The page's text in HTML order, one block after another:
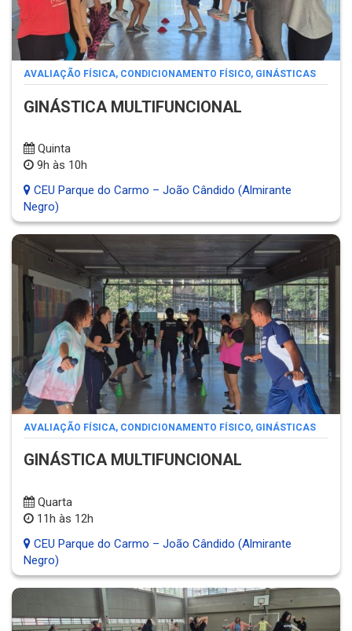
AVALIAÇÃO FÍSICA, CONDICIONAMENTO FÍSICO, GINÁSTICAS
GINÁSTICA MULTIFUNCIONAL
Quinta
9h às 10h
CEU Parque do Carmo – João Cândido (Almirante
Negro)
AVALIAÇÃO FÍSICA, CONDICIONAMENTO FÍSICO, GINÁSTICAS
GINÁSTICA MULTIFUNCIONAL
Quarta
11h às 12h
CEU Parque do Carmo – João Cândido (Almirante
Negro)